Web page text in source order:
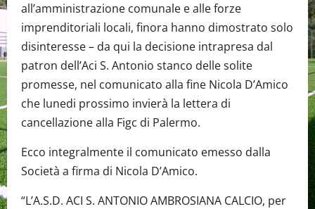
all’amministrazione comunale e alle forze
imprenditoriali locali, finora hanno dimostrato solo
disinteresse – da qui la decisione intrapresa dal
patron dell’Aci S. Antonio stanco delle solite
promesse, nel comunicato alla fine Nicola D’Amico
che lunedi prossimo invierà la lettera di
cancellazione alla Figc di Palermo.
Ecco integralmente il comunicato emesso dalla
Società a firma di Nicola D’Amico.
“L’A.S.D. ACI S. ANTONIO AMBROSIANA CALCIO, per